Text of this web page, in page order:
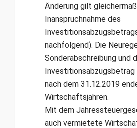
Änderung gilt
Inanspruchnahme des
nachfolgend). Die
Sonderabschreibung und
Investitionsabzugsbetrag
nach dem 31.12.2019
Wirtschaftsjahren.
Mit dem
auch vermietete